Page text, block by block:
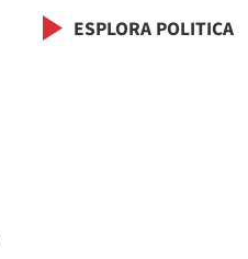
ESPLORA POLITICA